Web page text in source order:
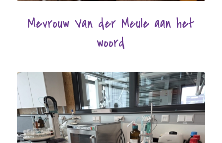
Mevrouw Van der Meule aan het
woord